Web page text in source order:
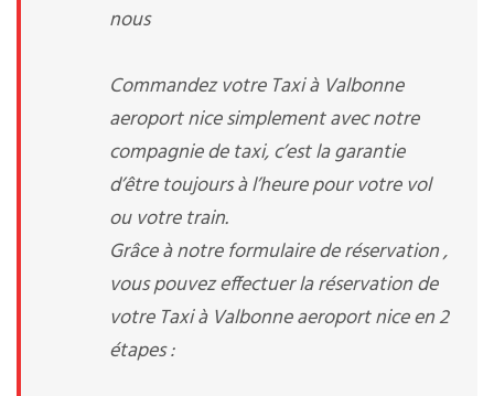
nous
Commandez votre Taxi à Valbonne
aeroport nice simplement avec notre
compagnie de taxi, c’est la garantie
d’être toujours à l’heure pour votre vol
ou votre train.
Grâce à notre formulaire de réservation ,
vous pouvez effectuer la réservation de
votre Taxi à Valbonne aeroport nice en 2
étapes :